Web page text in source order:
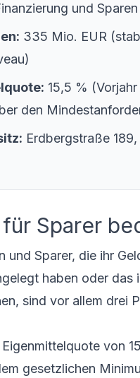
und Sparen
335 Mio. EUR
15,5 % (Vorjahr
den
Erdbergstraße 189,
für Sparer
und Sparer, die ihr
haben oder das
sind vor allem drei
Eigenmittelquote von
gesetzlichen